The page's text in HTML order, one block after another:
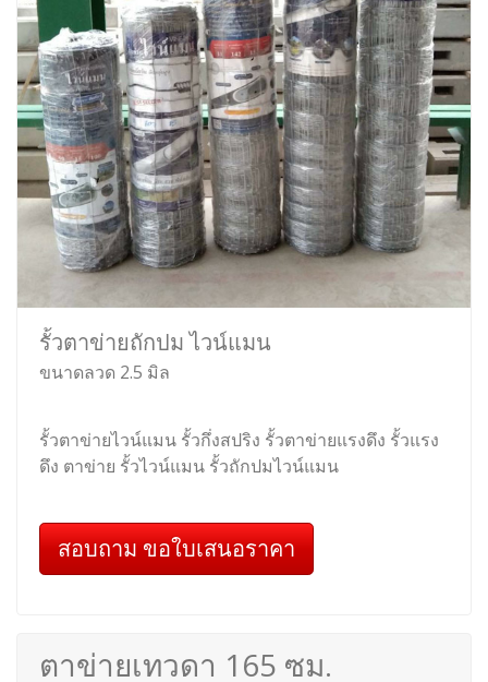
รั้วตาข่ายถักปม ไวน์แมน
ขนาดลวด 2.5 มิล
รั้วตาข่ายไวน์แมน รั้วกึ่งสปริง รั้วตาข่ายแรงดึง รั้วแรง
ดึง ตาข่าย รั้วไวน์แมน รั้วถักปมไวน์แมน
สอบถาม ขอใบเสนอราคา
ตาข่ายเทวดา 165 ซม.